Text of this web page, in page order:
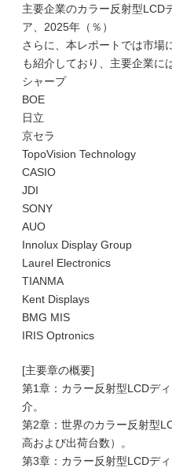
主要企業のカラー反射型LCD
ア、2025年（％）
さらに、本レポートでは市場
も紹介しており、主要企業に
シャープ
BOE
日立
京セラ
TopoVision Technology
CASIO
JDI
SONY
AUO
Innolux Display Group
Laurel Electronics
TIANMA
Kent Displays
BMG MIS
IRIS Optronics
[主要章の概要]
第1章：カラー反射型LCDデ
介。
第2章：世界のカラー反射型
高および出荷台数）。
第3章：カラー反射型LCDデ